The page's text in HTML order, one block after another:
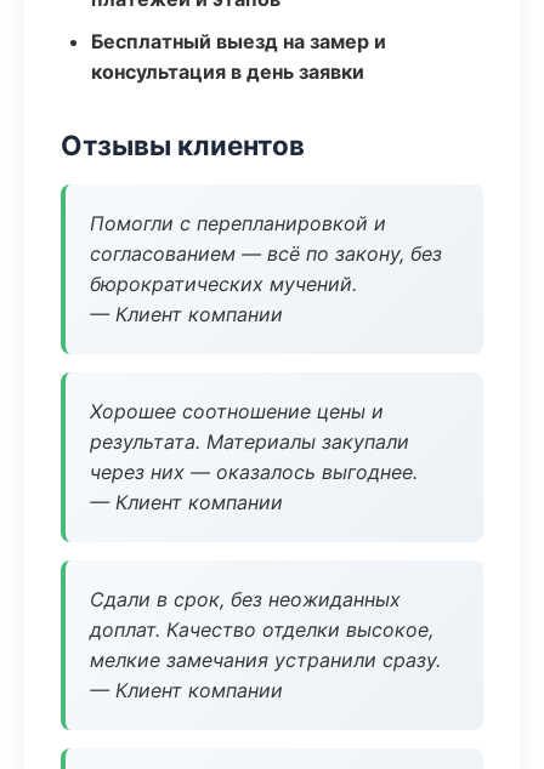
Бесплатный выезд на замер и
консультация в день заявки
Отзывы клиентов
Помогли с перепланировкой и
согласованием — всё по закону, без
бюрократических мучений.
— Клиент компании
Хорошее соотношение цены и
результата. Материалы закупали
через них — оказалось выгоднее.
— Клиент компании
Сдали в срок, без неожиданных
доплат. Качество отделки высокое,
мелкие замечания устранили сразу.
— Клиент компании